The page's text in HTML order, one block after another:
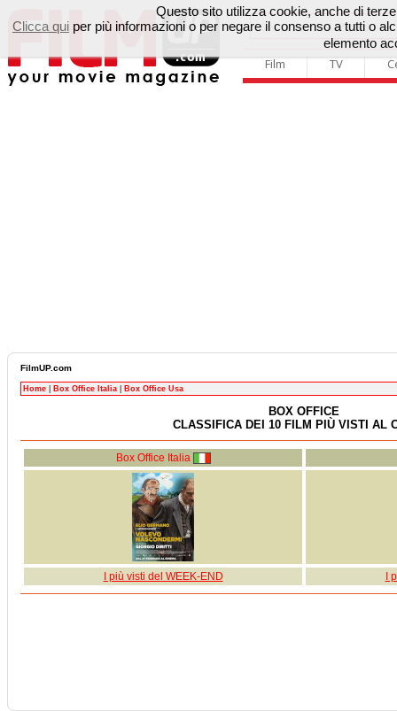
Film TV
FilmUP.com
Home Box Office Italia Box Office Usa
BOX OFFICE
CLASSIFICA DEI 10 FILM PIÙ VISTI AL
Box Office Italia
I più visti del WEEK-END I
Questo sito utilizza cookie, anche di
Clicca qui per più informazioni o per negare il consenso a tutti o
elemento